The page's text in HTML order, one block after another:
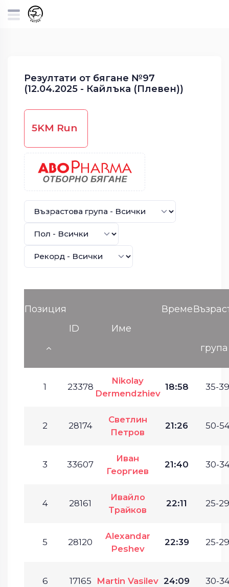
Резултати от бягане №97
(12.04.2025 - Кайлъка (Плевен))
5KM Run
Позиция
ID
Име
Време
група
1 23378
Nikolay
Dermendzhiev
18:58 35-
2 28174
Светлин
Петров
21:26 50-
3 33607
Иван
Георгиев
21:40 30-
4 28161
Ивайло
Трайков
22:11 25-
5 28120
Alexandar
Peshev
22:39 25-
6 17165 Martin Vasilev 24:09 30-